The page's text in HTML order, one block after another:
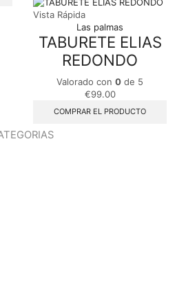
Vista Rápida
Las palmas
TABURETE ELIAS
REDONDO
Valorado con 0 de 5
€99.00
COMPRAR EL PRODUCTO